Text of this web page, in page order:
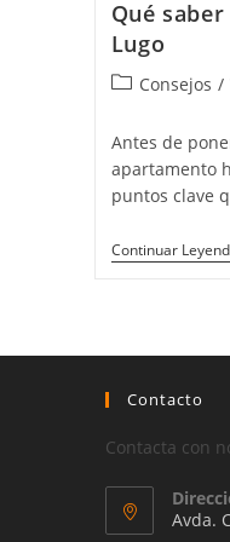
Qué
Lugo
Categoría
la
entrada:
Consejos /
Antes de
apartamento
puntos clave
Continuar
Contacto
Contacta con
Avda.